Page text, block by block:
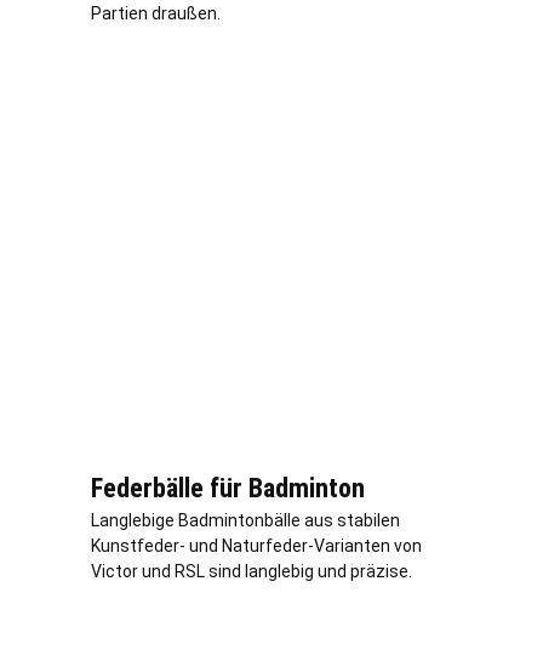
Partien draußen.
Federbälle für Badminton
Langlebige Badmintonbälle aus stabilen
Kunstfeder- und Naturfeder-Varianten von
Victor und RSL sind langlebig und präzise.